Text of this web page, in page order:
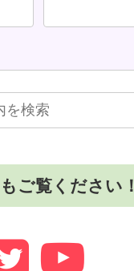
ご覧ください！